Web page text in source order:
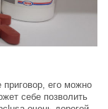
его можно
себе позволить